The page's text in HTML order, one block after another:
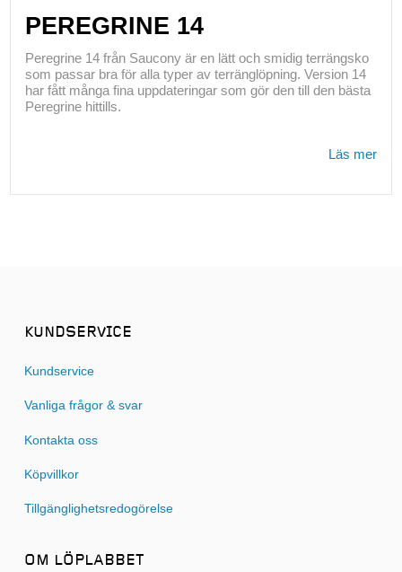
PEREGRINE 14
Peregrine 14 från Saucony är en lätt och smidig terrängsko
som passar bra för alla typer av terränglöpning. Version 14
har fått många fina uppdateringar som gör den till den bästa
Peregrine hittills.
Läs mer
KUNDSERVICE
Kundservice
Vanliga frågor & svar
Kontakta oss
Köpvillkor
Tillgänglighetsredogörelse
OM LÖPLABBET